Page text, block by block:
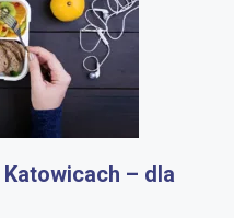
Katowicach – dla